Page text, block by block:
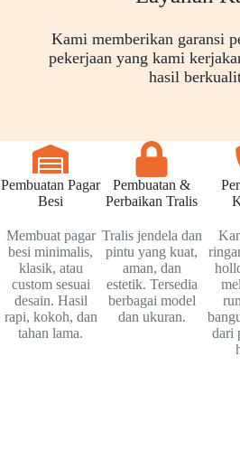
Kami memberikan garansi
pekerjaan yang kami
hasil
Pembuatan Pagar
Besi
Membuat pagar
besi minimalis,
klasik, atau
custom sesuai
desain. Hasil
rapi, kokoh, dan
tahan lama.
Pembuatan &
Perbaikan Tralis
Tralis jendela dan
pintu yang kuat,
aman, dan
estetik. Tersedia
berbagai model
dan ukuran.
dari